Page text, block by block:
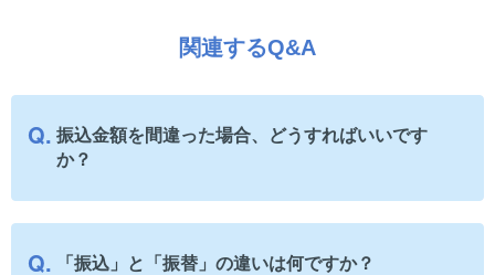
関連するQ&A
振込金額を間違った場合、どうすればいいです
か？
「振込」と「振替」の違いは何ですか？